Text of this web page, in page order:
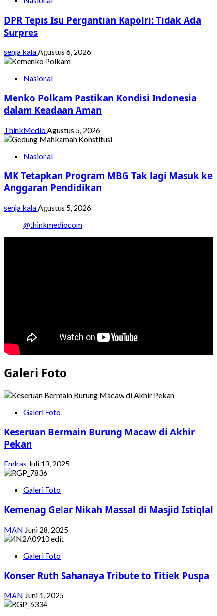
DPR Tepis Isu Pergantian Kapolri: Tidak Ada
Surpres
senja kalaAgustus 6, 2026
Nasional
Menko Polkam Pastikan Kondisi Indonesia
dalam Keadaan Aman
ThinkMedio Agustus 5, 2026
Nasional
MK Tetapkan Program MBG Tak lagi Masuk ke
Anggaran Pendidikan
senja kalaAgustus 5, 2026
@thinkmediocom
Galeri Foto
Galeri Foto
Keseruan Bermain Burung Macaw di Akhir
Pekan
Endras Juli 13, 2025
Galeri Foto
Kemenag Gelar Nikah Massal di Masjid Istiqlal
MAN Juni 28, 2025
Galeri Foto
Konser Ruth Sahanaya Tribute to Titiek Puspa
MAN Juni 1, 2025